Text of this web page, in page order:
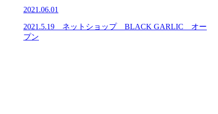
2021.06.01
2021.5.19 ネットショップ BLACK GARLIC オー
プン